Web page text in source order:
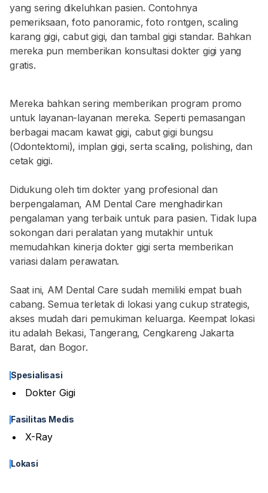
yang sering dikeluhkan pasien. Contohnya
pemeriksaan, foto panoramic, foto rontgen, scaling
karang gigi, cabut gigi, dan tambal gigi standar. Bahkan
mereka pun memberikan konsultasi dokter gigi yang
gratis.
Mereka bahkan sering memberikan program promo
untuk layanan-layanan mereka. Seperti pemasangan
berbagai macam kawat gigi, cabut gigi bungsu
(Odontektomi), implan gigi, serta scaling, polishing, dan
cetak gigi.
Didukung oleh tim dokter yang profesional dan
berpengalaman, AM Dental Care menghadirkan
pengalaman yang terbaik untuk para pasien. Tidak lupa
sokongan dari peralatan yang mutakhir untuk
memudahkan kinerja dokter gigi serta memberikan
variasi dalam perawatan.
Saat ini, AM Dental Care sudah memiliki empat buah
cabang. Semua terletak di lokasi yang cukup strategis,
akses mudah dari pemukiman keluarga. Keempat lokasi
itu adalah Bekasi, Tangerang, Cengkareng Jakarta
Barat, dan Bogor.
Spesialisasi
Dokter Gigi
Fasilitas Medis
X-Ray
Lokasi